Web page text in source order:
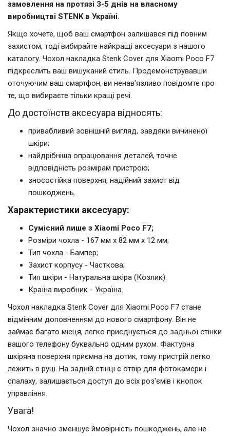
замовлення на протязі 3-5 днів на власному
виробництві STENK в Україні.
Якщо хочете, щоб ваш смартфон залишався під повним
захистом, тоді вибирайте найкращі аксесуари з нашого
каталогу. Чохол накладка Stenk Cover для Xiaomi Poco F7
підкреслить ваш вишуканий стиль. Продемонструвавши
оточуючим ваш смартфон, ви ненав'язливо повідомте про
те, що вибираєте тільки кращі речі.
До достоїнств аксесуара відносять:
привабливий зовнішній вигляд, завдяки вичиненої
шкіри;
найдрібніша опрацювання деталей, точне
відповідність розмірам пристрою;
зносостійка поверхня, надійний захист від
пошкоджень.
Характеристики аксесуару:
Сумісний лише з Xiaomi Poco F7;
Розміри чохла - 167 мм x 82 мм x 12 мм;
Тип чохла - Бампер;
Захист корпусу - Часткова;
Тип шкіри - Натуральна шкіра (Козлик).
Країна виробник - Україна.
Чохол накладка Stenk Cover для Xiaomi Poco F7 стане
відмінним доповненням до нового смартфону. Він не
займає багато місця, легко приєднується до задньої стінки
вашого телефону буквально одним рухом. Фактурна
шкіряна поверхня приємна на дотик, тому пристрій легко
лежить в руці. На задній стінці є отвір для фотокамери і
спалаху, залишається доступ до всіх роз'ємів і кнопок
управління.
Увага!
Чохол значно зменшує ймовірність пошкоджень, але не